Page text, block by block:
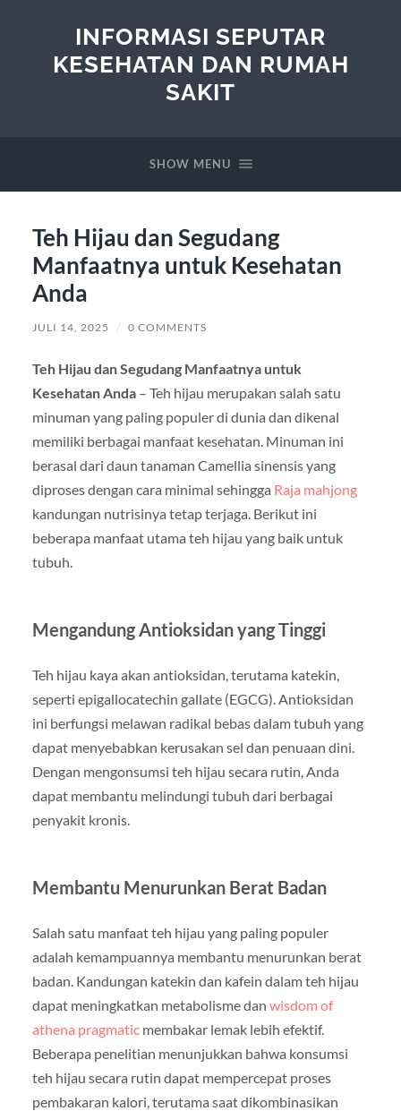
INFORMASI SEPUTAR
KESEHATAN DAN RUMAH
SAKIT
SHOW MENU
Teh Hijau dan Segudang
Manfaatnya untuk Kesehatan
Anda
JULI 14, 2025 / 0 COMMENTS
Teh Hijau dan Segudang Manfaatnya untuk
Kesehatan Anda– Teh hijau merupakan salah satu
minuman yang paling populer di dunia dan dikenal
memiliki berbagai manfaat kesehatan. Minuman ini
berasal dari daun tanaman Camellia sinensis yang
diproses dengan cara minimal sehingga Raja mahjong
kandungan nutrisinya tetap terjaga. Berikut ini
beberapa manfaat utama teh hijau yang baik untuk
tubuh.
Mengandung Antioksidan yang Tinggi
Teh hijau kaya akan antioksidan, terutama katekin,
seperti epigallocatechin gallate (EGCG). Antioksidan
ini berfungsi melawan radikal bebas dalam tubuh yang
dapat menyebabkan kerusakan sel dan penuaan dini.
Dengan mengonsumsi teh hijau secara rutin, Anda
dapat membantu melindungi tubuh dari berbagai
penyakit kronis.
Membantu Menurunkan Berat Badan
Salah satu manfaat teh hijau yang paling populer
adalah kemampuannya membantu menurunkan berat
badan. Kandungan katekin dan kafein dalam teh hijau
dapat meningkatkan metabolisme dan wisdom of
athena pragmaticmembakar lemak lebih efektif.
Beberapa penelitian menunjukkan bahwa konsumsi
teh hijau secara rutin dapat mempercepat proses
pembakaran kalori, terutama saat dikombinasikan